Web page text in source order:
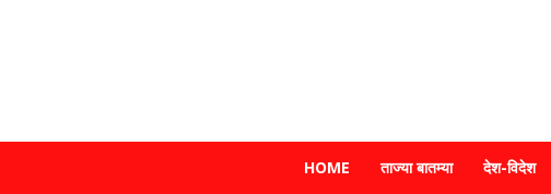
HOME ताज्या बातम्या देश-विदेश